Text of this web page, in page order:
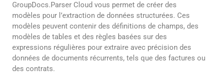
GroupDocs.Parser Cloud vous permet de créer des
modèles pour l’extraction de données structurées. Ces
modèles peuvent contenir des définitions de champs, des
modèles de tables et des règles basées sur des
expressions régulières pour extraire avec précision des
données de documents récurrents, tels que des factures ou
des contrats.